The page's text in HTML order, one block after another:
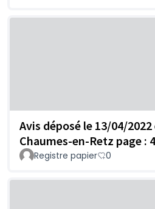
Avis déposé le 13/04/
Chaumes-en-Retz page :
Registre papier 0